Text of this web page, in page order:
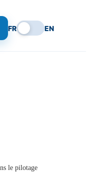
FR EN
le pilotage